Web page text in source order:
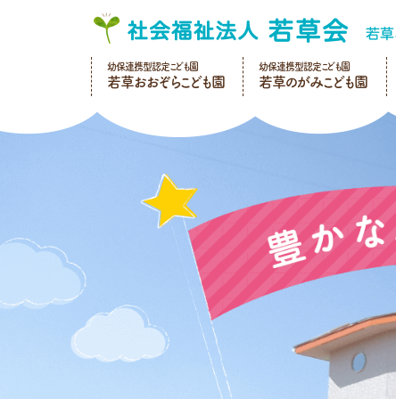
幼保連携型認定こども園
若草おおぞらこども園
幼保連携型認定こども園
若草のがみこども園